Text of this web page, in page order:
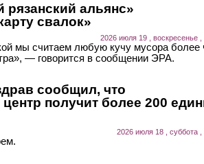
рязанский альянс»
свалок»
2026 июля 19 , воскресенье ,
мы считаем любую кучу мусора более
— говорится в сообщении ЭРА.
сообщил, что
получит более 200
2026 июля 18 , суббота ,